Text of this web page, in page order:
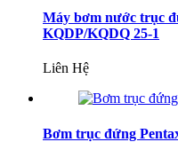
Máy bơm nước trục
KQDP/KQDQ 25-1
Liên Hệ
Bơm trục đứng